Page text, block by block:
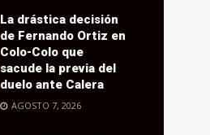
La drástica decisión
de Fernando Ortiz en
Colo-Colo que
sacude la previa del
duelo ante Calera
AGOSTO 7, 2026